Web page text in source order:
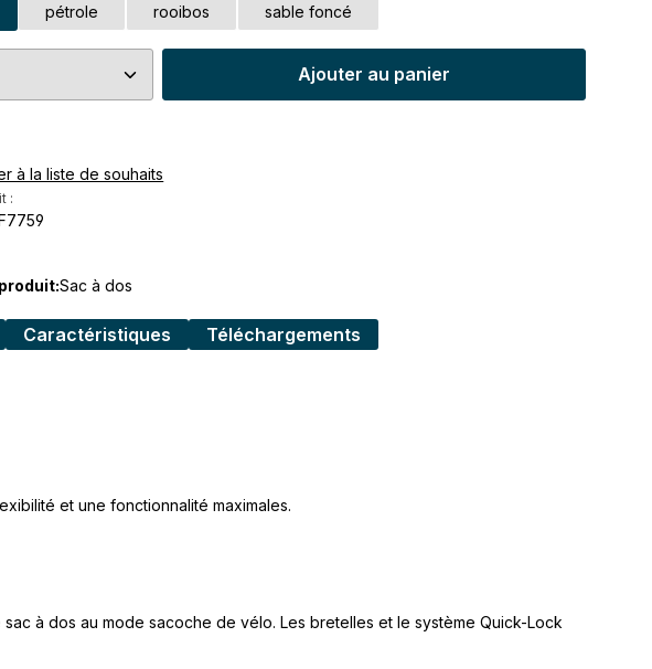
pétrole rooibos sable foncé
de produit : Entrez la quantité souhaitée ou
Ajouter au panier
à la liste de souhaits
:
Sac à dos
Caractéristiques Téléchargements
et une fonctionnalité maximales.
à dos au mode sacoche de vélo. Les bretelles et le système Quick-Lock